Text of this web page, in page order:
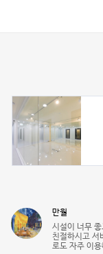
만월
시설이 너무
친절하시고 서
로도 자주 이